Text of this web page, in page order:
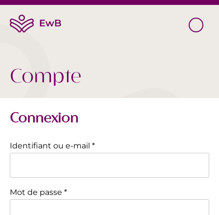
Compte
Connexion
Identifiant ou e-mail *
Mot de passe *